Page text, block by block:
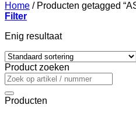
Home /Producten getagged
Filter
Enig resultaat
Product zoeken
Zoeken
naar:
Producten